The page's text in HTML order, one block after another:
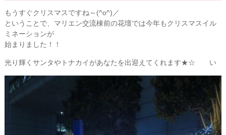
もうすぐクリスマスですね～(^o^)／
ということで、マリエン交流棟前の花壇では今年もクリスマスイル
ミネーションが
始まりました！！
光り輝くサンタやトナカイがあなたを出迎えてくれます★☆ い